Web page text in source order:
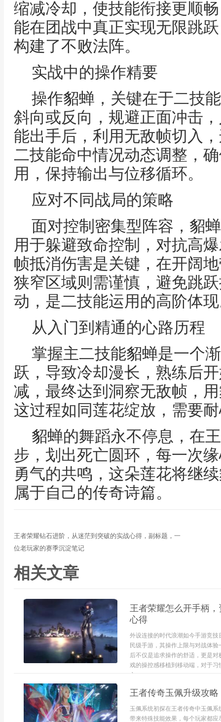
缩减冷却，使技能衔接更顺
能在团战中真正实现无限跳
构建了不败法阵。
实战中的操作精要
操作貂蝉，关键在于二技
斜向或反向，规避正面冲击
能出手后，利用无敌帧切入
二技能命中情况动态调整，
用，保持输出与位移循环。
应对不同战局的策略
面对控制密集型阵容，貂
用于躲避致命控制，对抗高
帧抵消伤害是关键，在开阔
狭窄区域则需谨慎，避免跳
动，是二技能运用的高阶体
从入门到精通的心路历程
掌握主二技能貂蝉是一个
跃，导致冷却漫长，熟练后
减，最终达到洞察无敌帧，
这过程如同莲花绽放，需要
貂蝉的舞蹈永不停息，在
步，划出死亡圆环，每一次
勇气的共鸣，这朵莲花将继
属于自己的传奇诗篇。
王者荣耀钻石进阶，从迷茫到突破的实战心得，副标题，一
位老玩家的赛季沉淀笔记
相关文章
王者荣耀怎么开手柄
心得
外设连接的时代浪潮如今手游竞
民级手游，其操作上限与对战体
后不仅是追求操作的舒适，更是
戏的操控感移植到移动端，对于
文...
王者传奇玉佩升级攻
玉佩系统初探在王者传奇中玉佩
带来特殊技能效果，每个玩家都